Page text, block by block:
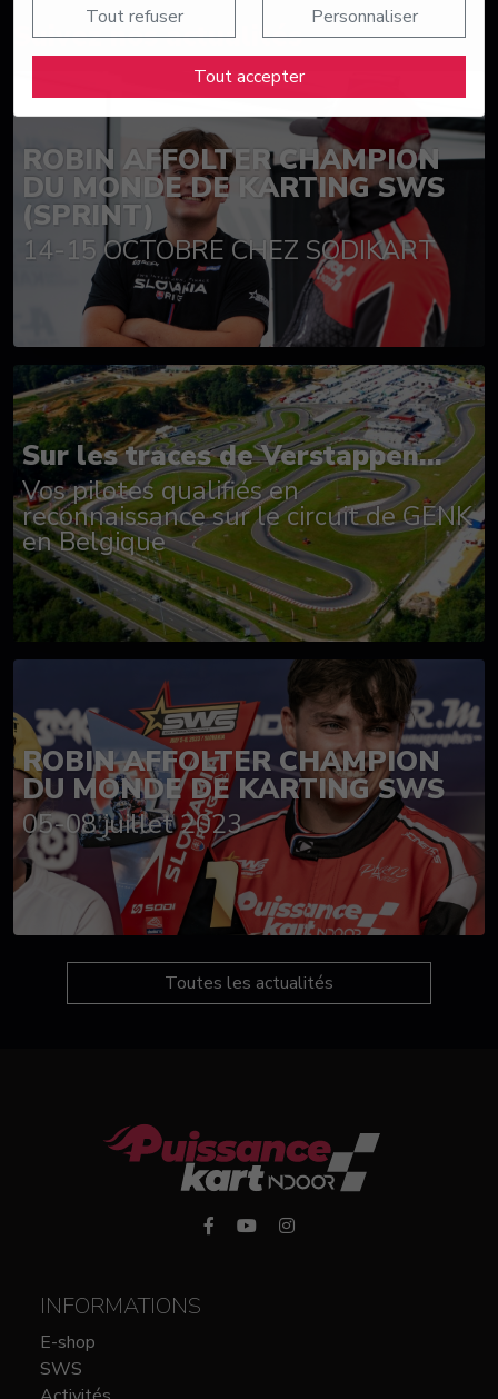
Tout refuser Personnaliser
Tout accepter
Suivez nos actualités
ROBIN AFFOLTER CHAMPION
DU MONDE DE KARTING SWS
(SPRINT)
14-15 OCTOBRE CHEZ SODIKART
Sur les traces de Verstappen...
Vos pilotes qualifiés en
reconnaissance sur le circuit de GENK
en Belgique
ROBIN AFFOLTER CHAMPION
DU MONDE DE KARTING SWS
05-08 juillet 2023
Toutes les actualités
INFORMATIONS
E-shop
SWS